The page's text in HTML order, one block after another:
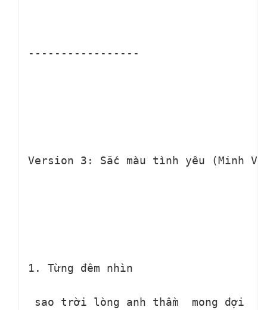
-----------------
Version 3: Sắc màu tình yêu (Minh
1. Từng đêm nhìn
sao trời lòng anh thầm mong đợi